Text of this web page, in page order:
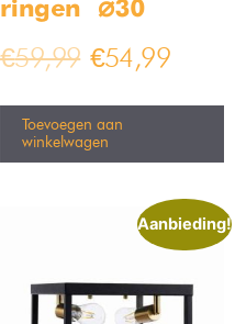
wit
Op voorraad
€29,99